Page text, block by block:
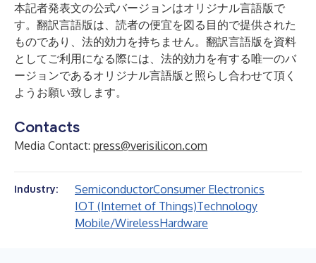
本記者発表文の公式バージョンはオリジナル言語版で
す。翻訳言語版は、読者の便宜を図る目的で提供された
ものであり、法的効力を持ちません。翻訳言語版を資料
としてご利用になる際には、法的効力を有する唯一のバ
ージョンであるオリジナル言語版と照らし合わせて頂く
ようお願い致します。
Contacts
Media Contact: press@verisilicon.com
Industry: SemiconductorConsumer Electronics
IOT (Internet of Things)Technology
Mobile/WirelessHardware